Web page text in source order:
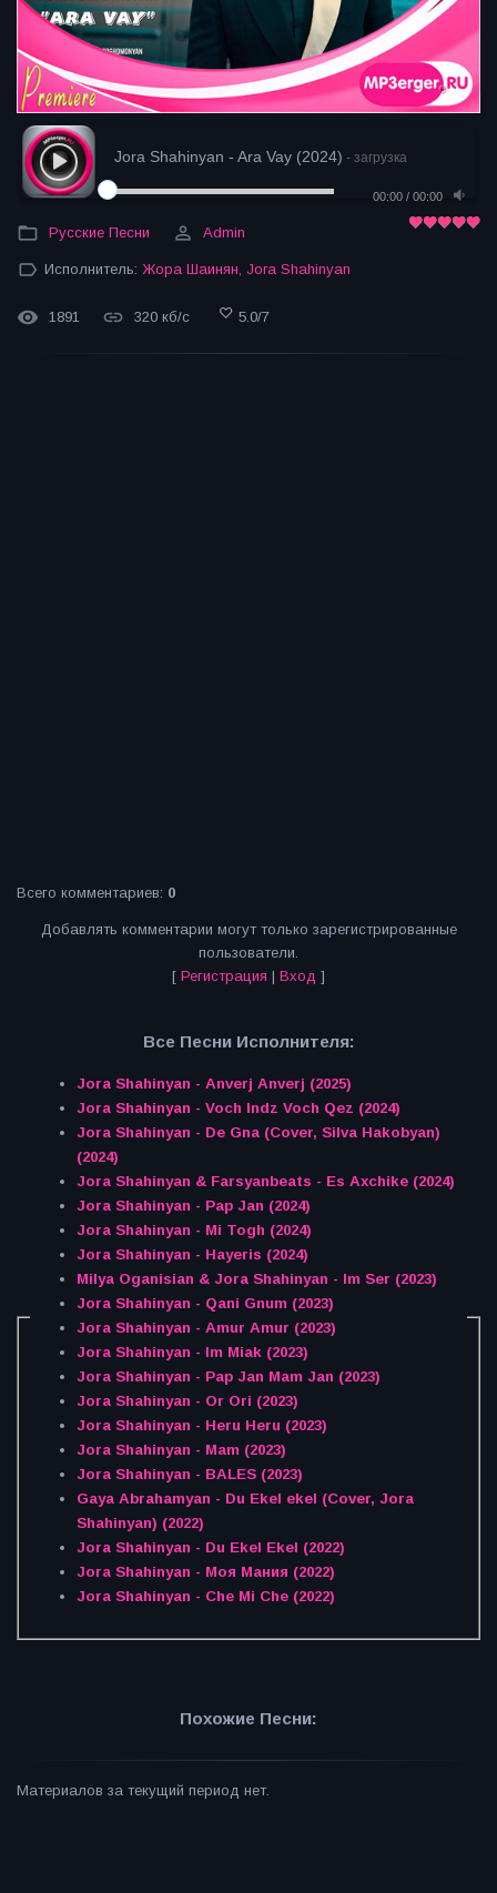
Jora Shahinyan - Ara Vay (2024) - загрузка
00:00 / 00:00
Русские Песни Admin
Исполнитель: Жора Шаинян Jora Shahinyan
1891 320 кб/с 5.0/7
Всего комментариев: 0
Добавлять комментарии могут только зарегистрированные
пользователи.
[ Регистрация | Вход ]
Все Песни Исполнителя:
Jora Shahinyan - Anverj Anverj (2025)
Jora Shahinyan - Voch Indz Voch Qez (2024)
Jora Shahinyan - De Gna (Cover, Silva Hakobyan)
(2024)
Jora Shahinyan & Farsyanbeats - Es Axchike (2024)
Jora Shahinyan - Pap Jan (2024)
Jora Shahinyan - Mi Togh (2024)
Jora Shahinyan - Hayeris (2024)
Milya Oganisian & Jora Shahinyan - Im Ser (2023)
Jora Shahinyan - Qani Gnum (2023)
Jora Shahinyan - Amur Amur (2023)
Jora Shahinyan - Im Miak (2023)
Jora Shahinyan - Pap Jan Mam Jan (2023)
Jora Shahinyan - Or Ori (2023)
Jora Shahinyan - Heru Heru (2023)
Jora Shahinyan - Mam (2023)
Jora Shahinyan - BALES (2023)
Gaya Abrahamyan - Du Ekel ekel (Cover, Jora
Shahinyan) (2022)
Jora Shahinyan - Du Ekel Ekel (2022)
Jora Shahinyan - Моя Мания (2022)
Jora Shahinyan - Che Mi Che (2022)
Похожие Песни:
Материалов за текущий период нет.